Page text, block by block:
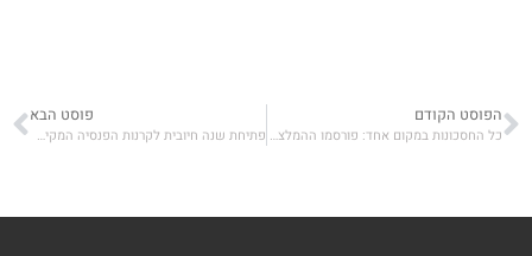
הפוסט הקודם
כל החסכונות במקום אחד: פורסמו ההמלצות שיטלטלו את שוק החיסכון
פוסט הבא
פתיחת שנה חיובית לקרנות הפנסיה המקיפות